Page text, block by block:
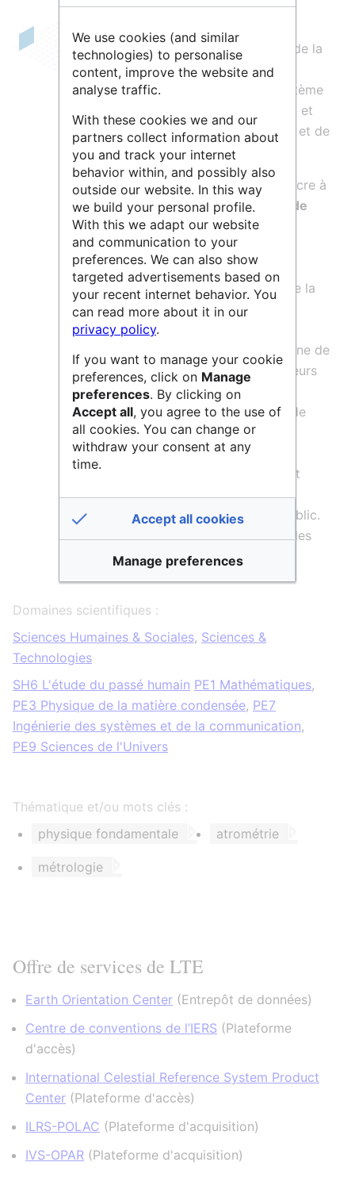
LeLaboratoire temps espace
résulte de la
fusionde deux anciennes entités de
l’Observatoire de Paris : le SyRTE (Système
de références du temps et de l’espace) et
l’IMCCE (Institut de mécanique céleste et de
calcul des éphémérides).
Le Laboratoire temps espace se consacre à
l’étude et la réalisation dessystèmes de
référence spatio-temporelset leurs
applications aux tests de laphysique
fondamentale , utilisant l’astrométrie,
l’analyse de la rotation de la Terre et de la
Lune, la métrologie du temps et des
fréquences ; il effectue également des
recherches scientifiques dans le domaine de
l’interférométrie atomique et des capteurs
inertiels quantiques, de la mécanique
céleste, des systèmes dynamiques et de
l’astronomie. Il vise en particulier à
l’amélioration de la connaissance du
système solaire et à son exploration, et
procède aux recherches directement
nécessaires à sa mission de service public.
Il s’implique également dans l’histoire des
sciences dans ses rapports avec
Domaines scientifiques :
Sciences Humaines & Sociales, Sciences &
Technologies
SH6 L'étude du passé humain PE1 Mathématiques,
PE3 Physique de la matière condensée, PE7
Ingénierie des systèmes et de la communication,
PE9 Sciences de l'Univers
Thématique et/ou mots clés :
physique fondamentale
atrométrie
métrologie
Offre de services de LTE
Earth Orientation Center (Entrepôt de données)
Centre de conventions de l’IERS (Plateforme
d'accès)
International Celestial Reference System Product
Center (Plateforme d'accès)
ILRS-POLAC (Plateforme d'acquisition)
IVS-OPAR (Plateforme d'acquisition)
We use cookies (and similar
technologies) to personalise
content, improve the website and
analyse traffic.
With these cookies we and our
partners collect information about
you and track your internet
behavior within, and possibly also
outside our website. In this way
we build your personal profile.
With this we adapt our website
and communication to your
preferences. We can also show
targeted advertisements based on
your recent internet behavior. You
can read more about it in our
privacy policy.
If you want to manage your cookie
preferences, click on Manage
preferences. By clicking on
Accept all, you agree to the use of
all cookies. You can change or
withdraw your consent at any
time.
Accept all cookies
Manage preferences